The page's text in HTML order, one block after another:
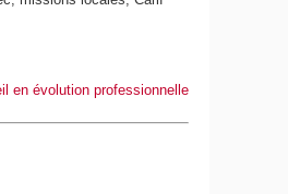
en évolution professionnelle